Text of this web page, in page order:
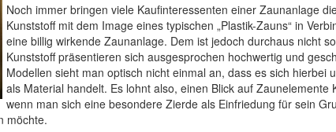
Noch immer bringen viele Kaufinteressenten einer Zaunanlage
Kunststoff mit dem Image eines typischen „Plastik-Zauns“ in
eine billig wirkende Zaunanlage. Dem ist jedoch durchaus nicht
Kunststoff präsentieren sich ausgesprochen hochwertig und
Modellen sieht man optisch nicht einmal an, dass es sich hierbei
als Material handelt. Es lohnt also, einen Blick auf Zaunelemente
wenn man sich eine besondere Zierde als Einfriedung für sein
möchte.